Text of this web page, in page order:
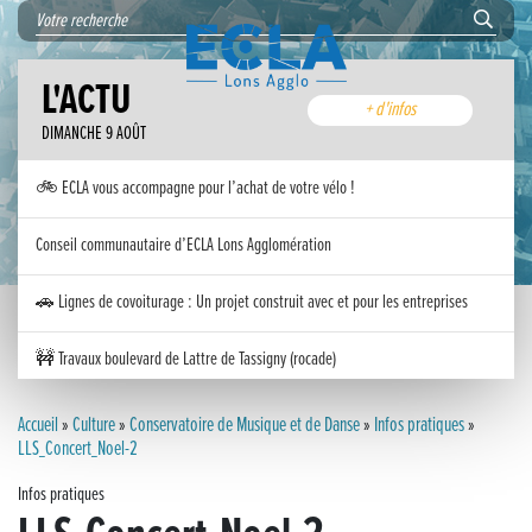
L'ACTU
DIMANCHE 9 AOÛT
+ d'infos
🚲 ECLA vous accompagne pour l’achat de votre vélo !
Conseil communautaire d’ECLA Lons Agglomération
🚗 Lignes de covoiturage : Un projet construit avec et pour les entreprises
🚧 Travaux boulevard de Lattre de Tassigny (rocade)
Inauguration nouvelle station d’épuration (STEP) de Trenal
Accueil»Culture»Conservatoire de Musique et de Danse» Infos pratiques»
LLS_Concert_Noel-2
Infos pratiques